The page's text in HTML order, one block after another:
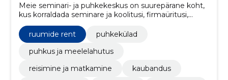
Meie seminari- ja puhkekeskus on suurepärane koht,
kus korraldada seminare ja koolitusi, firmaüritusi,
suvepäevi, talvepäevi kui ka sünnipäevi ja pulmi!
ruumide rent
puhkekülad
puhkus ja meelelahutus
reisimine ja matkamine
kaubandus